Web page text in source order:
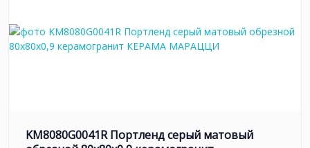
KM8080G0041R Портленд серый матовый